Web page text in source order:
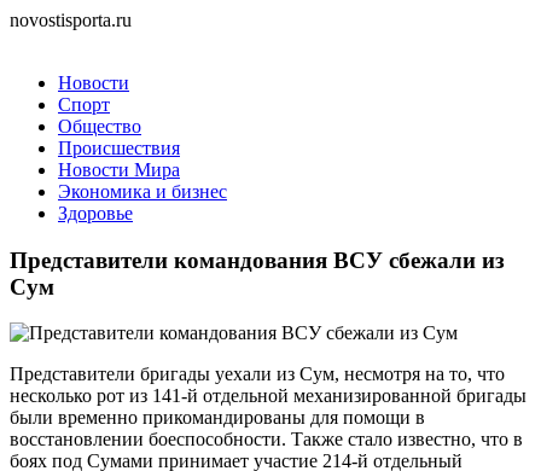
novostisporta.ru
Новости
Спорт
Общество
Происшествия
Новости Мира
Экономика и бизнес
Здоровье
Представители командования ВСУ сбежали из
Сум
Представители бригады уехали из Сум, несмотря на то, что
несколько рот из 141-й отдельной механизированной бригады
были временно прикомандированы для помощи в
восстановлении боеспособности. Также стало известно, что в
боях под Сумами принимает участие 214-й отдельный